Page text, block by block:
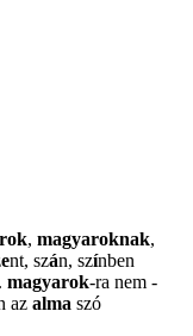
, magyaroknak,
ent, szán, színben
magyarok-ra nem -
az alma szó